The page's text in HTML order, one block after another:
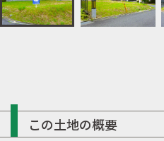
この土地の概要